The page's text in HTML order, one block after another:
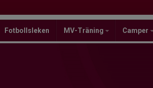
Fotbollsleken MV-Träning Camper